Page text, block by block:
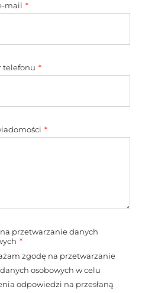
mail
telefonu
przetwarzanie danych
zgodę na przetwarzanie
osobowych w celu
odpowiedzi na przesłaną